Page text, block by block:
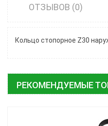
ОТЗЫВОВ (0)
Кольцо стопорное Z30
РЕКОМЕНДУЕМЫЕ